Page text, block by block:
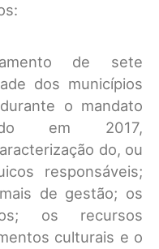
de sete
dos municípios
o mandato
em 2017,
do, ou
responsáveis;
de gestão; os
os recursos
culturais e o